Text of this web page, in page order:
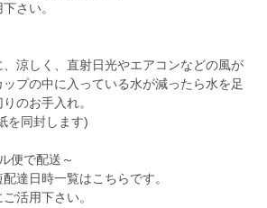
さい。
涼しく、直射日光やエアコンなどの風が
プの中に入っている水が減ったら水を足
のお手入れ。
を同封します)
便で配送～
達日時一覧はこちらです。
活用下さい。